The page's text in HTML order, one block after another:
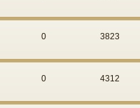
0 3823
0 4312